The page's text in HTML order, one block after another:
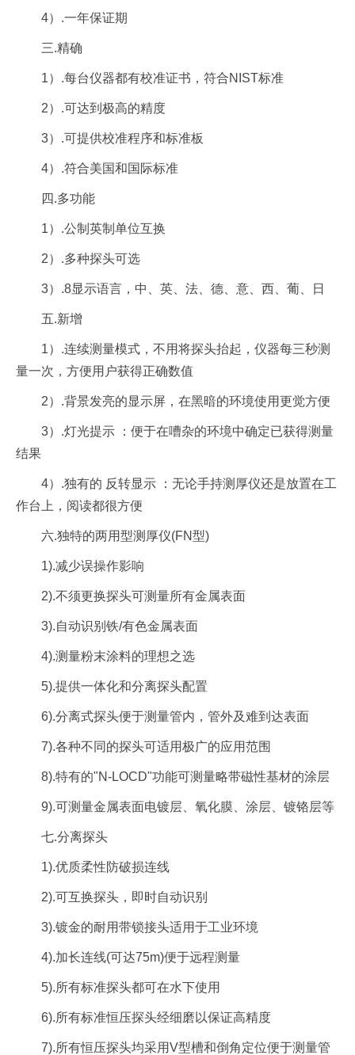
4）.一年保证期
三.精确
1）.每台仪器都有校准证书，符合NIST标准
2）.可达到极高的精度
3）.可提供校准程序和标准板
4）.符合美国和国际标准
四.多功能
1）.公制英制单位互换
2）.多种探头可选
3）.8显示语言，中、英、法、德、意、西、葡、日
五.新增
1）.连续测量模式，不用将探头抬起，仪器每三秒测
量一次，方便用户获得正确数值
2）.背景发亮的显示屏，在黑暗的环境使用更觉方便
3）.灯光提示 ：便于在嘈杂的环境中确定已获得测量
结果
4）.独有的 反转显示 ：无论手持测厚仪还是放置在工
作台上，阅读都很方便
六.独特的两用型测厚仪(FN型)
1).减少误操作影响
2).不须更换探头可测量所有金属表面
3).自动识别铁/有色金属表面
4).测量粉末涂料的理想之选
5).提供一体化和分离探头配置
6).分离式探头便于测量管内，管外及难到达表面
7).各种不同的探头可适用极广的应用范围
8).特有的"N-LOCD"功能可测量略带磁性基材的涂层
9).可测量金属表面电镀层、氧化膜、涂层、镀铬层等
七.分离探头
1).优质柔性防破损连线
2).可互换探头，即时自动识别
3).镀金的耐用带锁接头适用于工业环境
4).加长连线(可达75m)便于远程测量
5).所有标准探头都可在水下使用
6).所有标准恒压探头经细磨以保证高精度
7).所有恒压探头均采用V型槽和倒角定位便于测量管